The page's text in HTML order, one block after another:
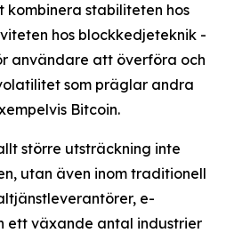
kombinera stabiliteten hos
hos blockkedjeteknik -
användare att överföra och
som präglar andra
Bitcoin.
större utsträckning inte
utan även inom traditionell
e-
ett växande antal industrier